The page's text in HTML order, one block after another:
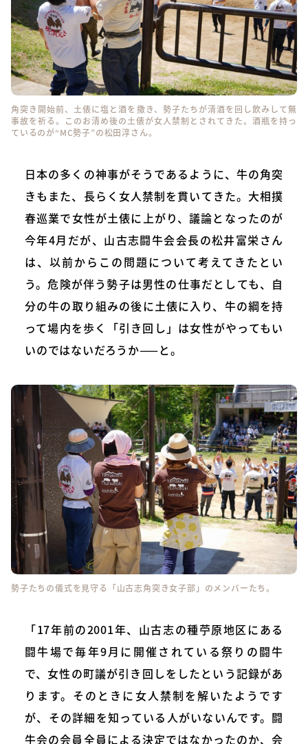
角突き開始前、土俵に塩と酒を撒き、勢子たちが清酒を回し飲みして無
事故を祈る。このお清め後の土俵が女人禁制とされてきた。酒瓶を持っ
ているのが“MC勢子”の松田淳さん。
日本の多くの神事がそうであるように、牛の角突
きもまた、長らく女人禁制を貫いてきた。大相撲
春巡業で女性が土俵に上がり、議論となったのが
今年4月だが、山古志闘牛会会長の松井富栄さん
は、以前からこの問題について考えてきたとい
う。危険が伴う勢子は男性の仕事だとしても、自
分の牛の取り組みの後に土俵に入り、牛の綱を持
って場内を歩く「引き回し」は女性がやってもい
いのではないだろうか——と。
勢子たちの儀式を見守る「山古志角突き女子部」のメンバーたち。
「17年前の2001年、山古志の種苧原地区にある
闘牛場で毎年9月に開催されている祭りの闘⽜
で、⼥性の町議が引き回しをしたという記録があ
ります。そのときに⼥⼈禁制を解いたようです
が、その詳細を知っている人がいないんです。闘
牛会の会員全員による決定ではなかったのか、会